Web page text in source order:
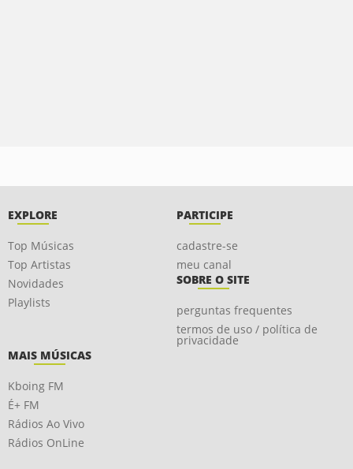
EXPLORE
Top Músicas
Top Artistas
Novidades
Playlists
PARTICIPE
cadastre-se
meu canal
SOBRE O SITE
perguntas frequentes
termos de uso / política de
privacidade
MAIS MÚSICAS
Kboing FM
É+ FM
Rádios Ao Vivo
Rádios OnLine